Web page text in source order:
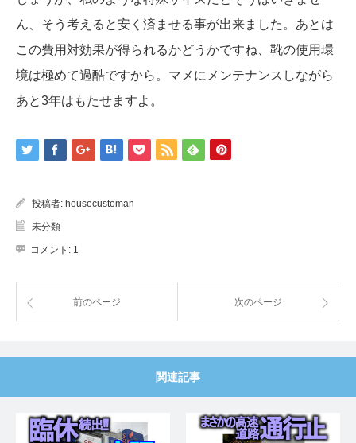
ん、そう考えると安く済ませる事が出来ました。あとは
この費用対効果が得られるかどうかですね、靴の使用環
境は極めて過酷ですから。マメにメンテナンスしながら
あと3年はもたせますよ。
投稿者: housecustoman
未分類
コメント: 1
前のページ 次のページ
関連記事